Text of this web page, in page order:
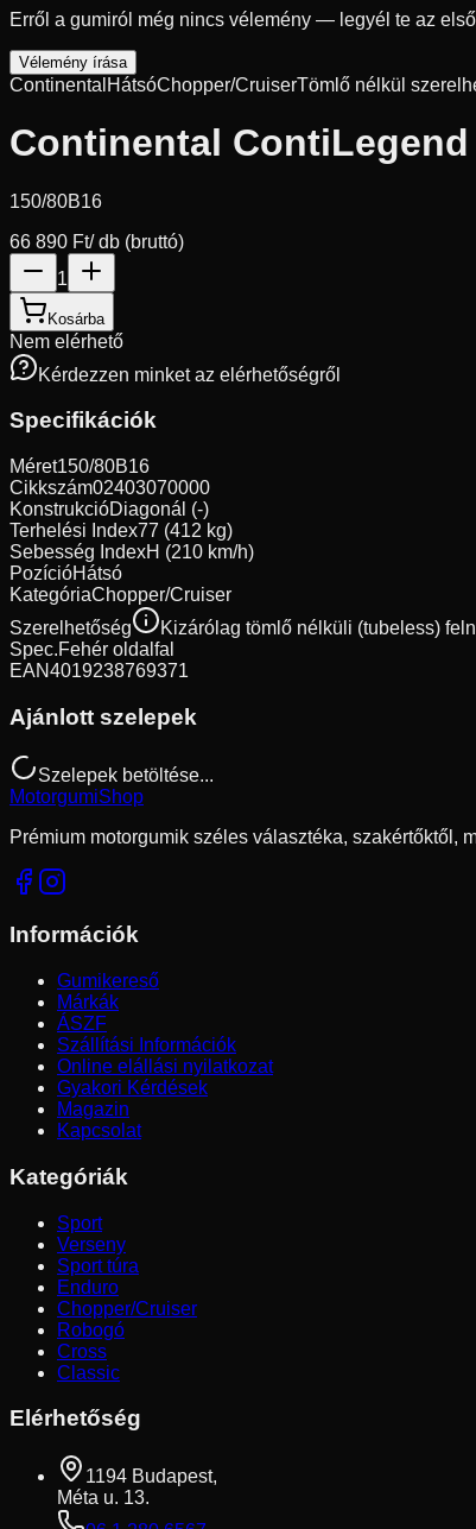
Erről a gumiról még nincs vélemény — legyél te az
Vélemény írása
Continental HátsóChopper/CruiserTömlő nélkül
Continental ContiLegend
150/80B16
66 890 Ft/ db (bruttó)
1
Kosárba
Nem elérhető
Kérdezzen minket az elérhetőségről
Specifikációk
Méret150/80B16
Cikkszám02403070000
KonstrukcióDiagonál (-)
Terhelési Index77 (412 kg)
Sebesség IndexH (210 km/h)
PozícióHátsó
KategóriaChopper/Cruiser
Szerelhetőség
Kizárólag tömlő nélküli (tubeless)
Spec.Fehér oldalfal
EAN4019238769371
Ajánlott szelepek
Szelepek betöltése...
MotorgumiShop
Prémium motorgumik széles választéka, szakértőktől,
Információk
Gumikereső
Márkák
ÁSZF
Szállítási Információk
Online elállási nyilatkozat
Gyakori Kérdések
Magazin
Kapcsolat
Kategóriák
Sport
Verseny
Sport túra
Enduro
Chopper/Cruiser
Robogó
Cross
Classic
Elérhetőség
1194 Budapest,
Méta u. 13.